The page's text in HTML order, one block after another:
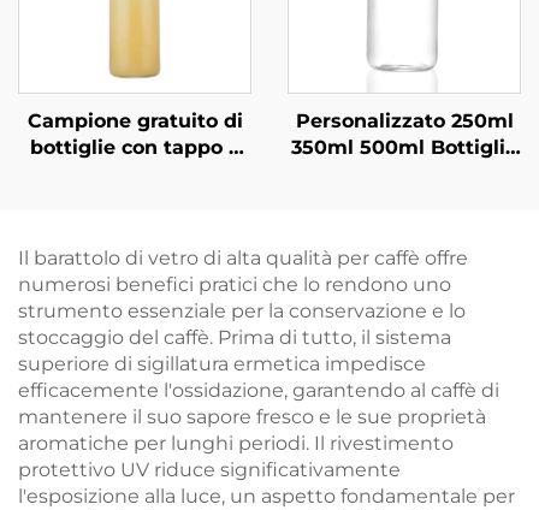
Campione gratuito di
bottiglie con tappo a
Personalizzato 250ml
350ml 500ml Bottiglie
Il barattolo di vetro di alta qualità per caffè offre
numerosi benefici pratici che lo rendono uno
strumento essenziale per la conservazione e lo
stoccaggio del caffè. Prima di tutto, il sistema
superiore di sigillatura ermetica impedisce
efficacemente l'ossidazione, garantendo al caffè di
mantenere il suo sapore fresco e le sue proprietà
aromatiche per lunghi periodi. Il rivestimento
protettivo UV riduce significativamente
l'esposizione alla luce, un aspetto fondamentale per